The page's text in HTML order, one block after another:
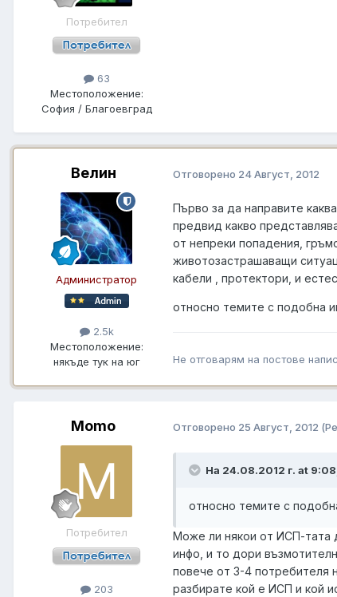
Потребител
63
Местоположение:
София / Благоевград
Велин
Администратор
2.5k
Местоположение:
някъде тук на юг
Отговорено 24 Август, 2012
Първо за да направите
предвид какво
от непреки попадения,
животозастрашаващи
кабели , протектори, и
относно темите с подобна
Не отговарям на постове
Momo
Потребител
203
Отговорено 25 Август, 2012
На 24.08.2012 г. at
относно темите с
Може ли някои от ИСП-тата
инфо, и то дори
повече от 3-4 потребителя
разбирате кой е ИСП и кой